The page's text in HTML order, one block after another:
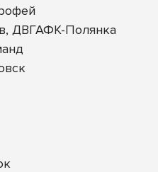
ДВГАФК-Полянка